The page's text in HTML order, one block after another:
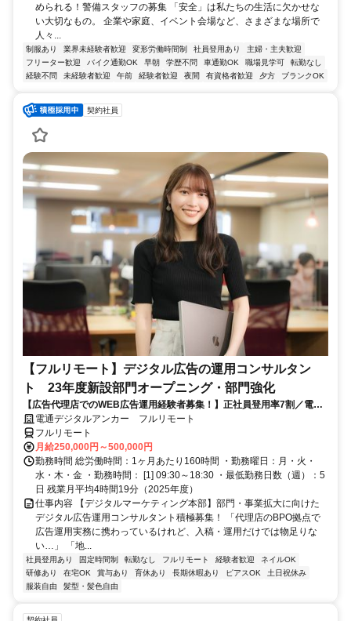
められる！警備スタッフの募集 「安全」は私たちの生活に欠かせな
い大切なもの。 企業や家庭、イベント会場など、さまざまな場所で
人々...
制服あり 業界未経験者歓迎 変形労働時間制 社員登用あり
主婦・主夫歓迎
フリーター歓迎
バイク通勤OK 早朝 学歴不問 車通勤OK 職場見学可
転勤なし
経験不問
未経験者歓迎 午前 経験者歓迎 夜間 有資格者歓迎 夕方 ブランクOK
契約社員
【フルリモート】デジタル広告の運用コンサルタン
ト 23年度新設部門オープニング・部門強化
【広告代理店でのWEB広告運用経験者募集！】正社員登用率7割／電通
G／全国×完全在宅／年休126日・土日祝休み／残業月平均4時間19分
電通デジタルアンカー フルリモート
フルリモート
月給250,000円～500,000円
勤務時間 総労働時間：1ヶ月あたり160時間 ・勤務曜日：月・火・
水・木・金 ・勤務時間： [1] 09:30～18:30 ・最低勤務日数（週）：5
日 残業月平均4時間19分（2025年度）
仕事内容 【デジタルマーケティング本部】部門・事業拡大に向けた
デジタル広告運用コンサルタント積極募集！ 「代理店のBPO拠点で
広告運用実務に携わっているけれど、入稿・運用だけでは物足りな
い…」 「地...
社員登用あり 固定時間制 転勤なし フルリモート 経験者歓迎
ネイルOK
研修あり
在宅OK 賞与あり 育休あり 長期休暇あり ピアスOK
土日祝休み
服装自由
髪型・髪色自由